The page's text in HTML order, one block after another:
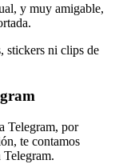
y muy amigable,
stickers ni clips de
Telegram, por
te contamos